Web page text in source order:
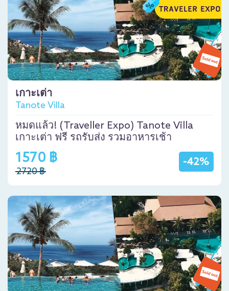
เกาะเต่า
Tanote Villa
หมดแล้ว! (Traveller Expo) Tanote Villa
เกาะเต่า ฟรี รถรับส่ง รวมอาหารเช้า
-42%
1570 ฿
2720 ฿